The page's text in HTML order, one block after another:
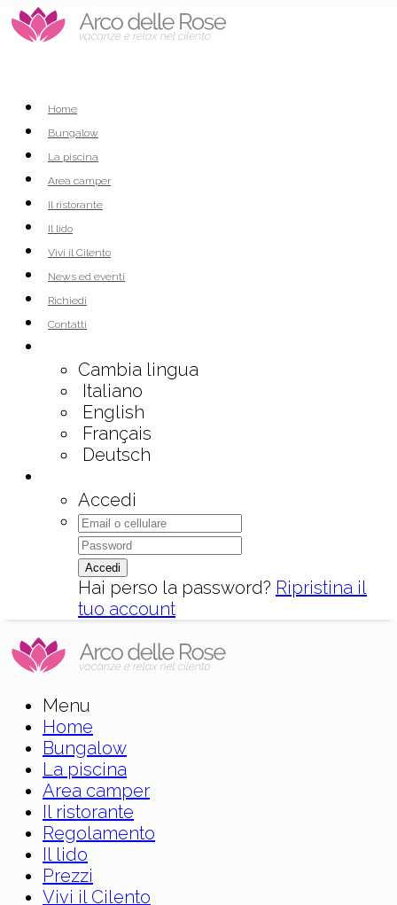
Home
Bungalow
La piscina
Area camper
Il ristorante
Il lido
Vivi il Cilento
News ed eventi
Richiedi
Contatti
Cambia lingua
Italiano
English
Français
Deutsch
Accedi
Accedi
Hai perso la password? Ripristina il
tuo account
Menu
Home
Bungalow
La piscina
Area camper
Il ristorante
Regolamento
Il lido
Prezzi
Vivi il Cilento